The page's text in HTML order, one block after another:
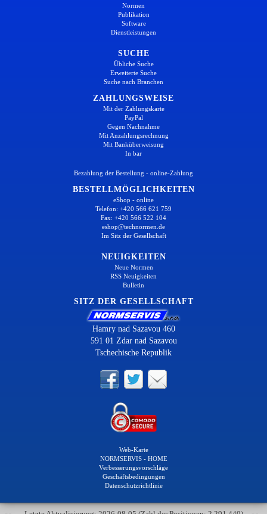
Normen
Publikation
Software
Dienstleistungen
SUCHE
Übliche Suche
Erweiterte Suche
Suche nach Branchen
ZAHLUNGSWEISE
Mit der Zahlungskarte
PayPal
Gegen Nachnahme
Mit Anzahlungsrechnung
Mit Banküberweisung
In bar
Bezahlung der Bestellung - online-Zahlung
BESTELLMÖGLICHKEITEN
eShop - online
Telefon: +420 566 621 759
Fax: +420 566 522 104
eshop@technormen.de
Im Sitz der Gesellschaft
NEUIGKEITEN
Neue Normen
RSS Neuigkeiten
Bulletin
SITZ DER GESELLSCHAFT
Hamry nad Sazavou 460
591 01 Zdar nad Sazavou
Tschechische Republik
Web-Karte
NORMSERVIS - HOME
Verbesserungsvorschläge
Geschäftsbedingungen
Datenschutzrichtlinie